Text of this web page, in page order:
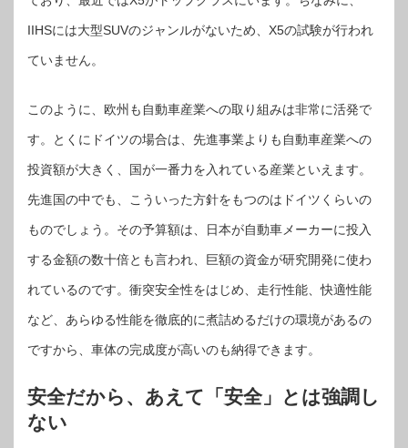
IIHSには大型SUVのジャンルがないため、X5の試験が行われ
ていません。
このように、欧州も自動車産業への取り組みは非常に活発で
す。とくにドイツの場合は、先進事業よりも自動車産業への
投資額が大きく、国が一番力を入れている産業といえます。
先進国の中でも、こういった方針をもつのはドイツくらいの
ものでしょう。その予算額は、日本が自動車メーカーに投入
する金額の数十倍とも言われ、巨額の資金が研究開発に使わ
れているのです。衝突安全性をはじめ、走行性能、快適性能
など、あらゆる性能を徹底的に煮詰めるだけの環境があるの
ですから、車体の完成度が高いのも納得できます。
安全だから、あえて「安全」とは強調し
ない